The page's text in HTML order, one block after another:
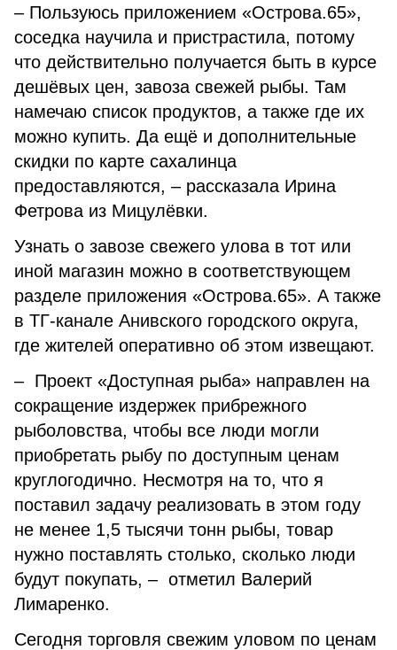
– Пользуюсь приложением «Острова.65»,
соседка научила и пристрастила, потому
что действительно получается быть в курсе
дешёвых цен, завоза свежей рыбы. Там
намечаю список продуктов, а также где их
можно купить. Да ещё и дополнительные
скидки по карте сахалинца
предоставляются, – рассказала Ирина
Фетрова из Мицулёвки.
Узнать о завозе свежего улова в тот или
иной магазин можно в соответствующем
разделе приложения «Острова.65». А также
в ТГ-канале Анивского городского округа,
где жителей оперативно об этом извещают.
– Проект «Доступная рыба» направлен на
сокращение издержек прибрежного
рыболовства, чтобы все люди могли
приобретать рыбу по доступным ценам
круглогодично. Несмотря на то, что я
поставил задачу реализовать в этом году
не менее 1,5 тысячи тонн рыбы, товар
нужно поставлять столько, сколько люди
будут покупать, – отметил Валерий
Лимаренко.
Сегодня торговля свежим уловом по ценам